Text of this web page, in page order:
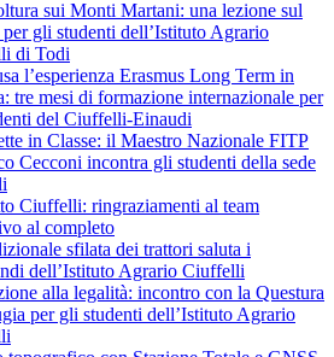
sui Monti Martani: una lezione sul
per gli studenti dell’Istituto Agrario
di Todi
l’esperienza Erasmus Long Term in
tre mesi di formazione internazionale per
del Ciuffelli-Einaudi
in Classe: il Maestro Nazionale FITP
Cecconi incontra gli studenti della sede
Ciuffelli: ringraziamenti al team
al completo
sfilata dei trattori saluta i
dell’Istituto Agrario Ciuffelli
alla legalità: incontro con la Questura
per gli studenti dell’Istituto Agrario